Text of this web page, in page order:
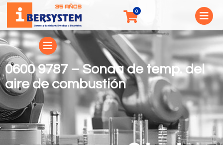
0600 9787 – Sonda de temp. del
aire de combustión